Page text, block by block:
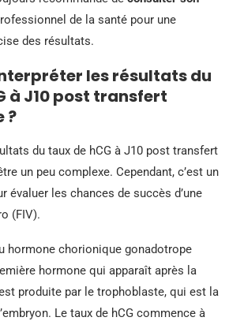
de la santé pour une
des résultats.
les résultats du
à J10 post transfert
?
du taux de hCG à J10 post transfert
un peu complexe. Cependant, c’est un
évaluer les chances de succès d’une
(FIV).
hormone chorionique gonadotrope
hormone qui apparaît après la
produite par le trophoblaste, qui est la
Le taux de hCG commence à